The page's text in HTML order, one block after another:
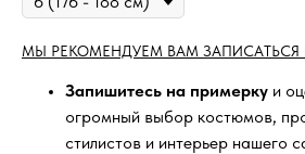
МЫ РЕКОМЕНДУЕМ ВАМ ЗАПИСАТЬСЯ
Запишитесь на примерку и
огромный выбор костюмов,
стилистов и интерьер нашего